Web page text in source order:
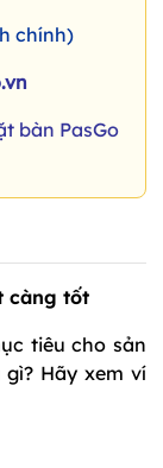
chính)
bàn PasGo
càng tốt
tiêu cho sản
Hãy xem ví